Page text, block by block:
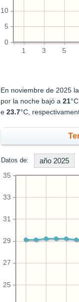
1 3 5
0
5
10
En noviembre de 2025
por la noche bajó a21
e23.7°C,
Datos de: año 2025
25
27
29
31
33
35